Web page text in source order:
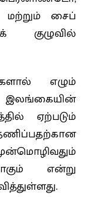
சைப்
எழும்
இலங்கையின்
ஏற்படும்
என்று